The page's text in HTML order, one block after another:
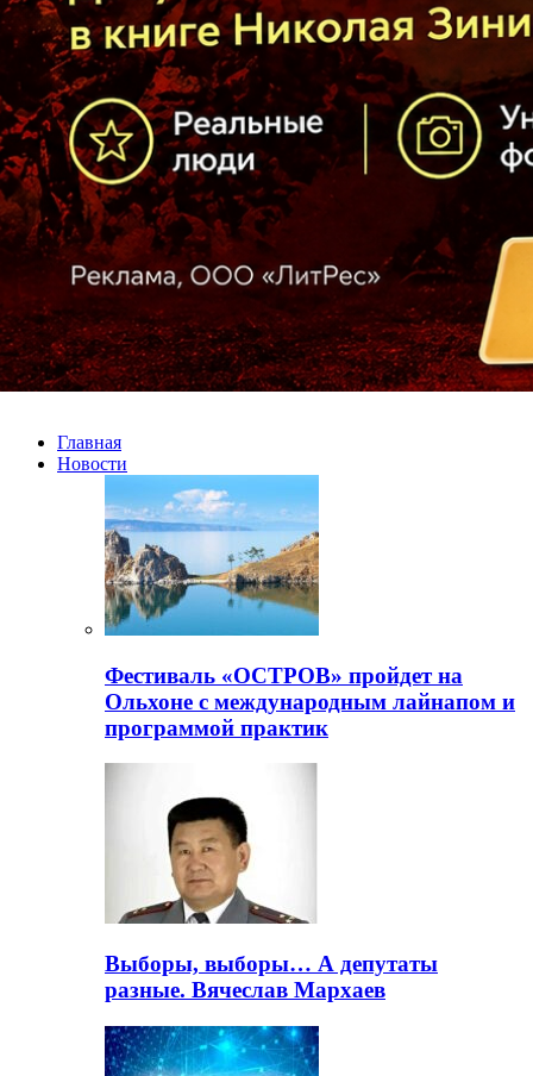
Главная
Новости
Фестиваль «ОСТРОВ» пройдет на
Ольхоне с международным лайнапом и
программой практик
Выборы, выборы… А депутаты
разные. Вячеслав Мархаев